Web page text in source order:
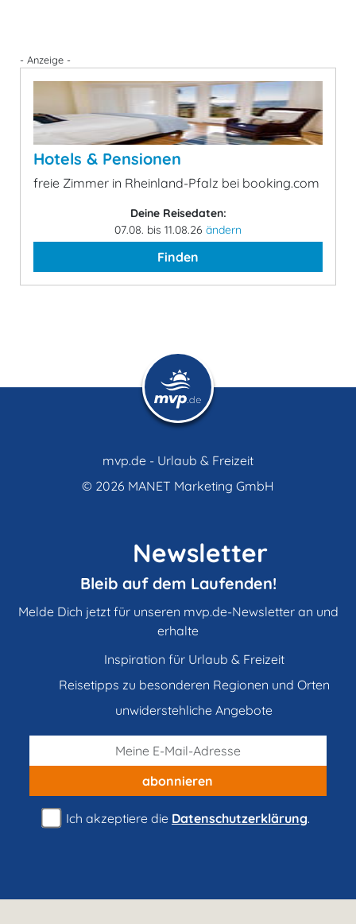
- Anzeige -
Hotels & Pensionen
freie Zimmer in Rheinland-Pfalz bei booking.com
Deine Reisedaten:
07.08. bis 11.08.26 ändern
Finden
mvp.de - Urlaub & Freizeit
© 2026 MANET Marketing GmbH
Newsletter
Bleib auf dem Laufenden!
Melde Dich jetzt für unseren mvp.de-Newsletter an und
erhalte
Inspiration für Urlaub & Freizeit
Reisetipps zu besonderen Regionen und Orten
unwiderstehliche Angebote
abonnieren
Ich akzeptiere die Datenschutzerklärung.